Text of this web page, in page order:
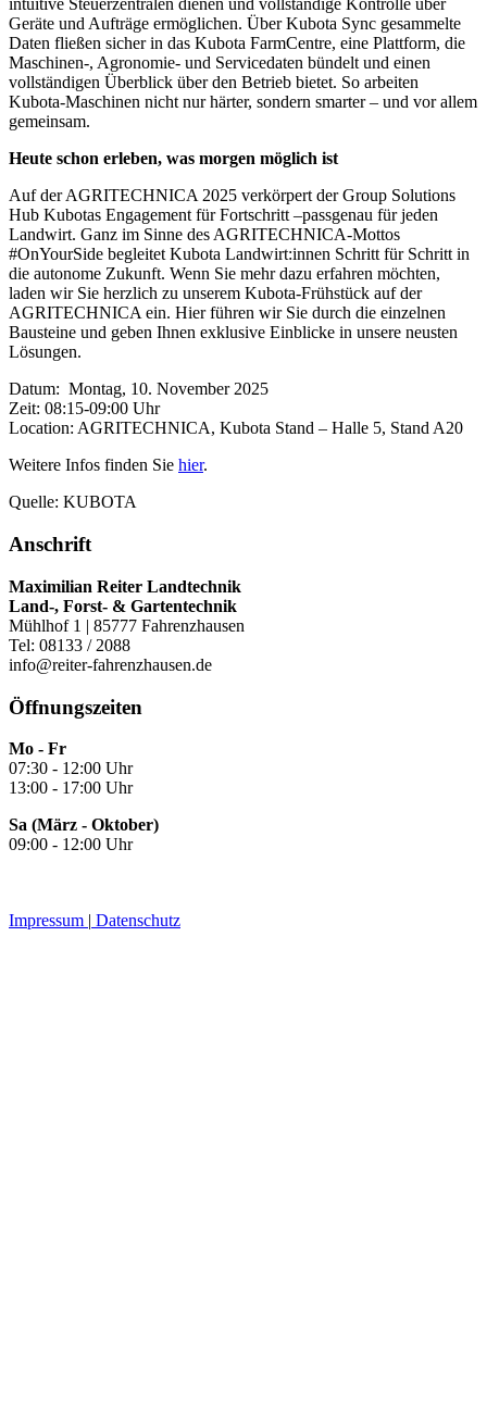
intuitive Steuerzentralen dienen und vollständige Kontrolle über
Geräte und Aufträge ermöglichen. Über Kubota Sync gesammelte
Daten fließen sicher in das Kubota FarmCentre, eine Plattform, die
Maschinen-, Agronomie- und Servicedaten bündelt und einen
vollständigen Überblick über den Betrieb bietet. So arbeiten
Kubota-Maschinen nicht nur härter, sondern smarter – und vor allem
gemeinsam.
Heute schon erleben, was morgen möglich ist
Auf der AGRITECHNICA 2025 verkörpert der Group Solutions
Hub Kubotas Engagement für Fortschritt –passgenau für jeden
Landwirt. Ganz im Sinne des AGRITECHNICA-Mottos
#OnYourSide begleitet Kubota Landwirt:innen Schritt für Schritt in
die autonome Zukunft. Wenn Sie mehr dazu erfahren möchten,
laden wir Sie herzlich zu unserem Kubota-Frühstück auf der
AGRITECHNICA ein. Hier führen wir Sie durch die einzelnen
Bausteine und geben Ihnen exklusive Einblicke in unsere neusten
Lösungen.
Datum: Montag, 10. November 2025
Zeit: 08:15-09:00 Uhr
Location: AGRITECHNICA, Kubota Stand – Halle 5, Stand A20
Weitere Infos finden Sie hier.
Quelle: KUBOTA
Anschrift
Maximilian Reiter Landtechnik
Land-, Forst- & Gartentechnik
Mühlhof 1 | 85777 Fahrenzhausen
Tel: 08133 / 2088
info@reiter-fahrenzhausen.de
Öffnungszeiten
Mo - Fr
07:30 - 12:00 Uhr
13:00 - 17:00 Uhr
Sa (März - Oktober)
09:00 - 12:00 Uhr
Impressum | Datenschutz